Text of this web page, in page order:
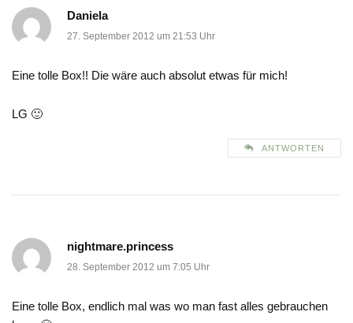
Daniela
27. September 2012 um 21:53 Uhr
Eine tolle Box!! Die wäre auch absolut etwas für mich!
LG 🙂
ANTWORTEN
nightmare.princess
28. September 2012 um 7:05 Uhr
Eine tolle Box, endlich mal was wo man fast alles gebrauchen